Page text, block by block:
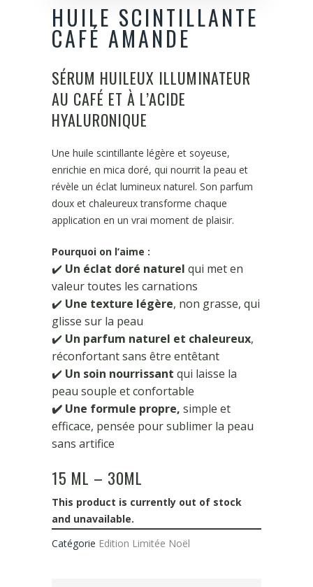
HUILE SCINTILLANTE
CAFÉ AMANDE
SÉRUM HUILEUX ILLUMINATEUR
AU CAFÉ ET À L’ACIDE
HYALURONIQUE
Une huile scintillante légère et soyeuse,
enrichie en mica doré, qui nourrit la peau et
révèle un éclat lumineux naturel. Son parfum
doux et chaleureux transforme chaque
application en un vrai moment de plaisir.
Pourquoi on l’aime :
✔️ Un éclat doré naturel qui met en
valeur toutes les carnations
✔️ Une texture légère, non grasse, qui
glisse sur la peau
✔️ Un parfum naturel et chaleureux,
réconfortant sans être entêtant
✔️ Un soin nourrissant qui laisse la
peau souple et confortable
✔️ Une formule propre, simple et
efficace, pensée pour sublimer la peau
sans artifice
15 ML – 30ML
This product is currently out of stock
and unavailable.
Catégorie Edition Limitée Noël